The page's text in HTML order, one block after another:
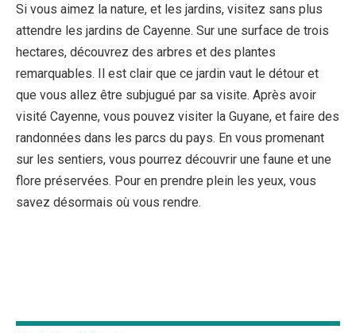
Si vous aimez la nature, et les jardins, visitez sans plus
attendre les jardins de Cayenne. Sur une surface de trois
hectares, découvrez des arbres et des plantes
remarquables. Il est clair que ce jardin vaut le détour et
que vous allez être subjugué par sa visite. Après avoir
visité Cayenne, vous pouvez visiter la Guyane, et faire des
randonnées dans les parcs du pays. En vous promenant
sur les sentiers, vous pourrez découvrir une faune et une
flore préservées. Pour en prendre plein les yeux, vous
savez désormais où vous rendre.